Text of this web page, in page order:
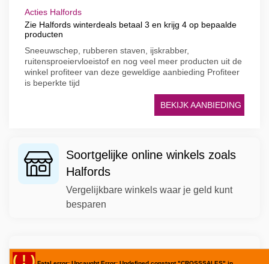
Acties Halfords
Zie Halfords winterdeals betaal 3 en krijg 4 op bepaalde
producten
Sneeuwschep, rubberen staven, ijskrabber,
ruitensproeiervloeistof en nog veel meer producten uit de
winkel profiteer van deze geweldige aanbieding Profiteer
is beperkte tijd
BEKIJK AANBIEDING
Soortgelijke online winkels zoals
Halfords
Vergelijkbare winkels waar je geld kunt
besparen
( ! )